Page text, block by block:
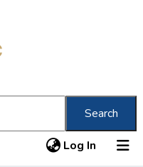
Search
Log In (current)